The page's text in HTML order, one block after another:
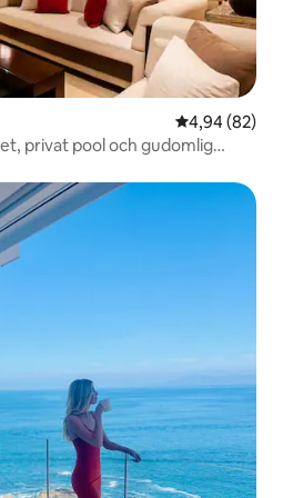
4,94 av 5 i
4,94 (82)
privat pool och gudomlig